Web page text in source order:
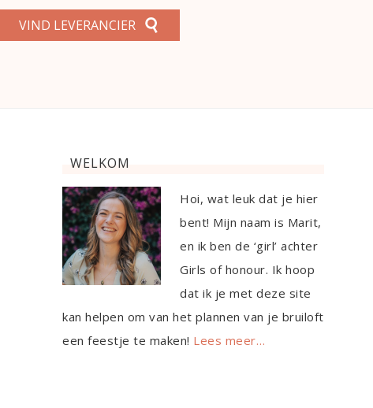
VIND LEVERANCIER
WELKOM
Hoi, wat leuk dat je hier
bent! Mijn naam is Marit,
en ik ben de ‘girl’ achter
Girls of honour. Ik hoop
dat ik je met deze site
kan helpen om van het plannen van je bruiloft
een feestje te maken! Lees meer…